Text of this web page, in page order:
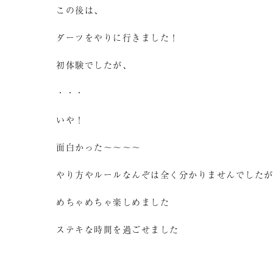
この後は、
ダーツをやりに行きました！
初体験でしたが、
・・・
いや！
面白かった～～～～
やり方やルールなんぞは全く分かりませんでした
めちゃめちゃ楽しめました
ステキな時間を過ごせました